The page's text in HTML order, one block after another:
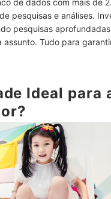
a Parte? Confira as
com Grades de Proteção
das Crianças com
com Escorregador
Indicações de Camas Infantis
de dados com mais de
pesquisas e análises.
pesquisas
assunto. Tudo para
Ideal para